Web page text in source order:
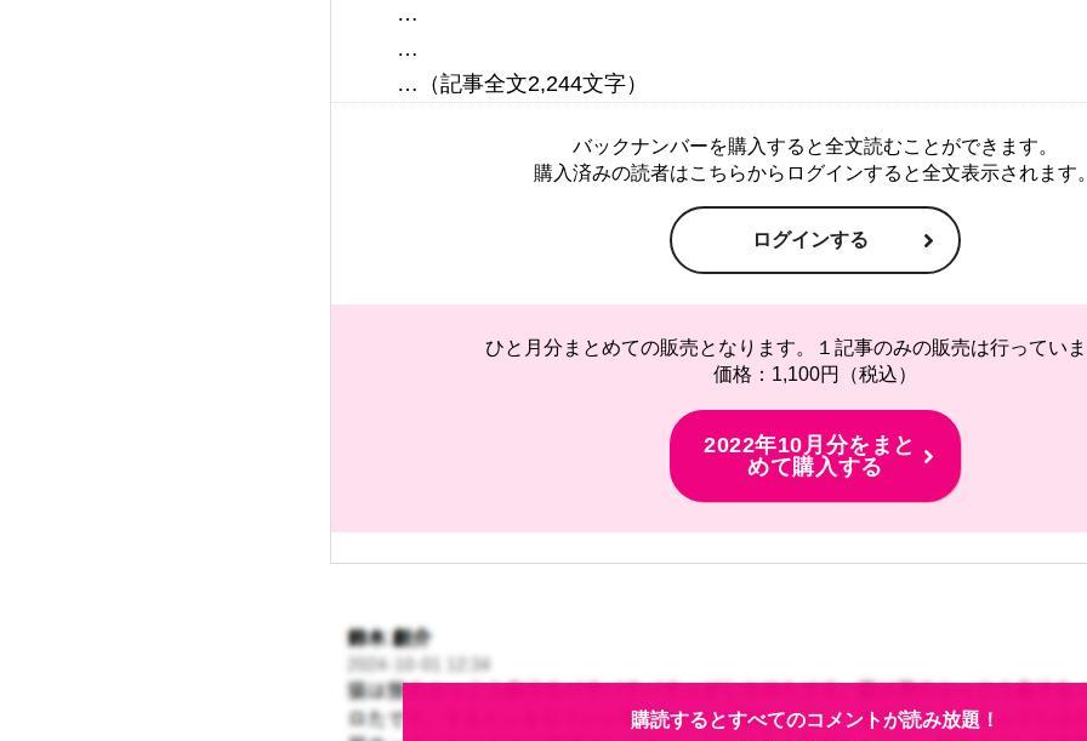
…
…
バックナンバーを購入すると全文読むことができます。
購入済みの読者はこちらからログインすると全文表示されます。
ログインする
ひと月分まとめての販売となります。１記事のみの販売は行っていま
価格：1,100円（税込）
2022年10月分をまと
めて購入する
購読するとすべてのコメントが読み放題！